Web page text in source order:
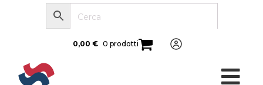
0,00 € 0 prodotti